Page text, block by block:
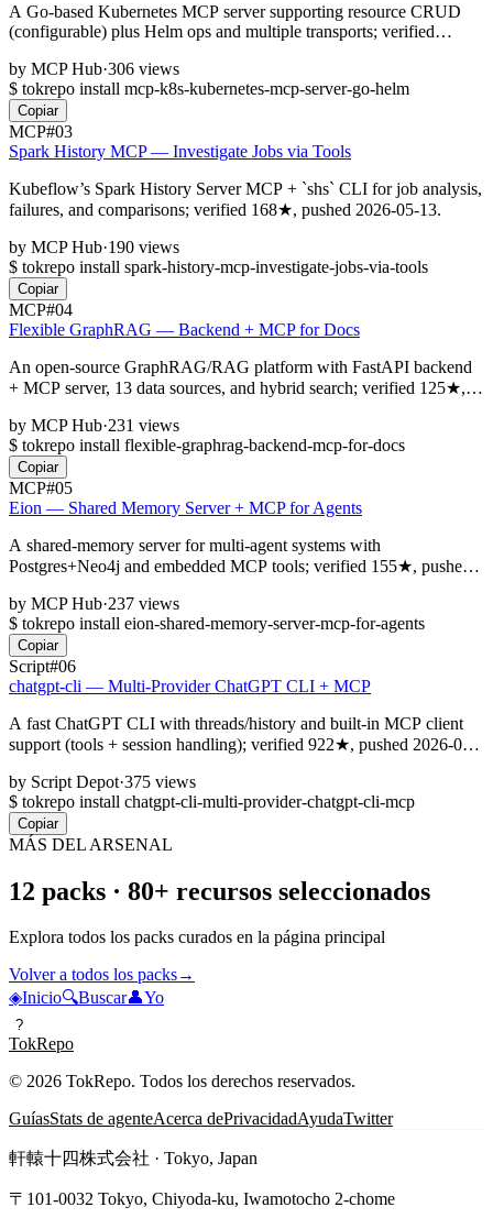
A Go-based Kubernetes MCP server supporting resource CRUD
(configurable) plus Helm ops and multiple transports; verified
by MCP Hub·306 views
$ tokrepo install mcp-k8s-kubernetes-mcp-server-go-helm
Copiar
MCP#03
Spark History MCP — Investigate Jobs via Tools
Kubeflow’s Spark History Server MCP + `shs` CLI for job analysis,
failures, and comparisons; verified 168★, pushed 2026-05-13.
by MCP Hub·190 views
$ tokrepo install spark-history-mcp-investigate-jobs-via-tools
Copiar
MCP#04
Flexible GraphRAG — Backend + MCP for Docs
An open-source GraphRAG/RAG platform with FastAPI backend
+ MCP server, 13 data sources, and hybrid search; verified 125★,
by MCP Hub·231 views
$ tokrepo install flexible-graphrag-backend-mcp-for-docs
Copiar
MCP#05
Eion — Shared Memory Server + MCP for Agents
A shared-memory server for multi-agent systems with
Postgres+Neo4j and embedded MCP tools; verified 155★, pushed
by MCP Hub·237 views
$ tokrepo install eion-shared-memory-server-mcp-for-agents
Copiar
Script#06
chatgpt-cli — Multi-Provider ChatGPT CLI + MCP
A fast ChatGPT CLI with threads/history and built-in MCP client
support (tools + session handling); verified 922★, pushed 2026-05-
by Script Depot·375 views
$ tokrepo install chatgpt-cli-multi-provider-chatgpt-cli-mcp
Copiar
MÁS DEL ARSENAL
12 packs · 80+ recursos seleccionados
Explora todos los packs curados en la página principal
Volver a todos los packs→
◈Inicio🔍Buscar👤Yo
?
TokRepo
© 2026 TokRepo. Todos los derechos reservados.
GuíasStats de agenteAcerca dePrivacidadAyudaTwitter
軒轅十四株式会社 · Tokyo, Japan
〒101-0032 Tokyo, Chiyoda-ku, Iwamotocho 2-chome